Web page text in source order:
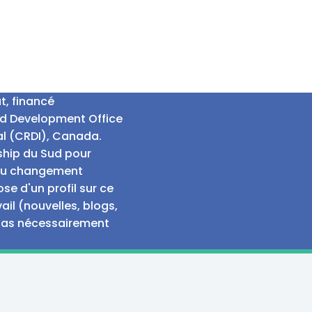
financé
Development Office
(CRDI), Canada.
du Sud pour
changement
d'un profil sur ce
(nouvelles, blogs,
nécessairement